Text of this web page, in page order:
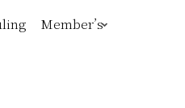
Member’s